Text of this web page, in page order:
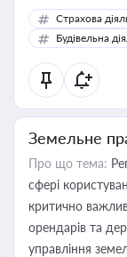
корисне для
бухгалтера під
державного
статусу суб'єктів
Страхова
Будівельна
Земельне
Про що тема:
сфері
критично
орендарів та
управління